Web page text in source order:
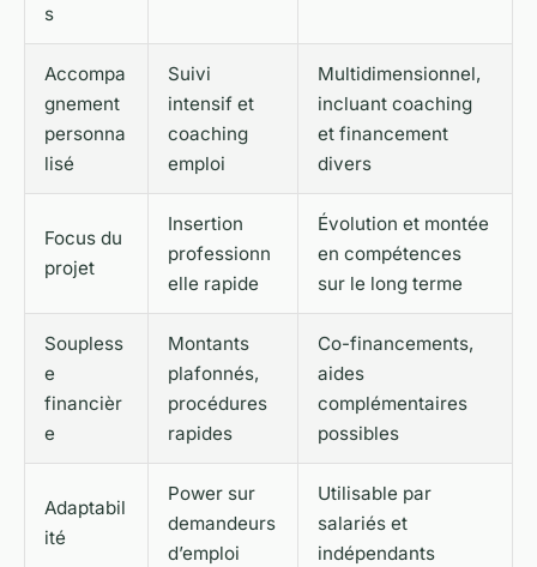
s
Accompa
gnement
personna
lisé
Suivi
intensif et
coaching
emploi
Multidimensionnel,
incluant coaching
et financement
divers
Focus du
projet
Insertion
professionn
elle rapide
Évolution et montée
en compétences
sur le long terme
Soupless
e
financièr
e
Montants
plafonnés,
procédures
rapides
Co-financements,
aides
complémentaires
possibles
Adaptabil
ité
Power sur
demandeurs
d’emploi
Utilisable par
salariés et
indépendants